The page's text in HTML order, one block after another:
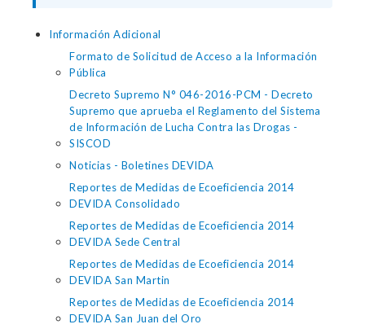
Información Adicional
Formato de Solicitud de Acceso a la Información
Pública
Decreto Supremo N° 046-2016-PCM - Decreto
Supremo que aprueba el Reglamento del Sistema
de Información de Lucha Contra las Drogas -
SISCOD
Noticias - Boletines DEVIDA
Reportes de Medidas de Ecoeficiencia 2014
DEVIDA Consolidado
Reportes de Medidas de Ecoeficiencia 2014
DEVIDA Sede Central
Reportes de Medidas de Ecoeficiencia 2014
DEVIDA San Martin
Reportes de Medidas de Ecoeficiencia 2014
DEVIDA San Juan del Oro